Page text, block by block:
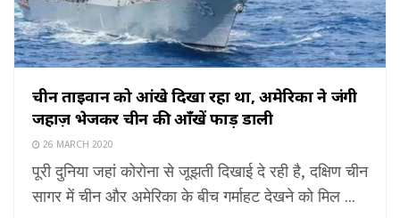
चीन ताइवान को आंखे दिखा रहा था, अमेरिका ने जंगी
जहाज़ भेजकर चीन की आँखें फाड़ डाली
26 MARCH 2020
पूरी दुनिया जहां कोरोना से जूझती दिखाई दे रही है, दक्षिण चीन
सागर में चीन और अमेरिका के बीच गर्माहट देखने को मिल ...